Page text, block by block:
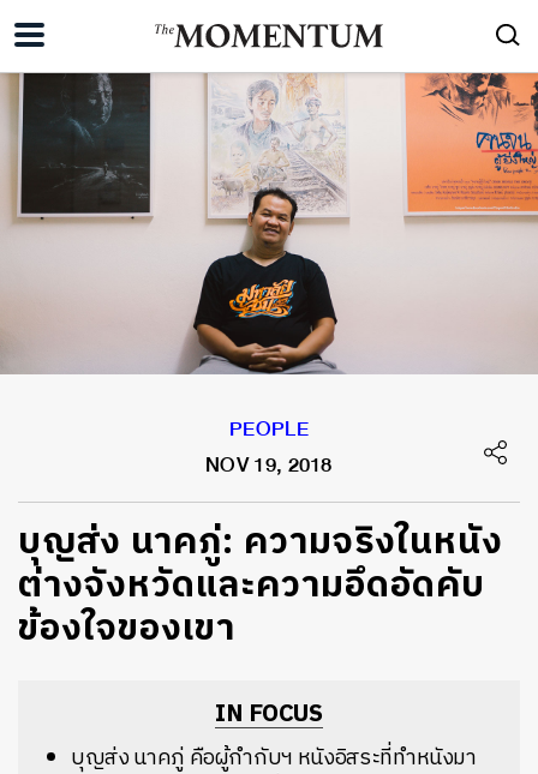
PEOPLE
NOV 19, 2018
บุญส่ง นาคภู่: ความจริงในหนัง
ต่างจังหวัดและความอึดอัดคับ
ข้องใจของเขา
IN FOCUS
บุญส่ง นาคภู่ คือผู้กำกับฯ หนังอิสระที่ทำหนังมา